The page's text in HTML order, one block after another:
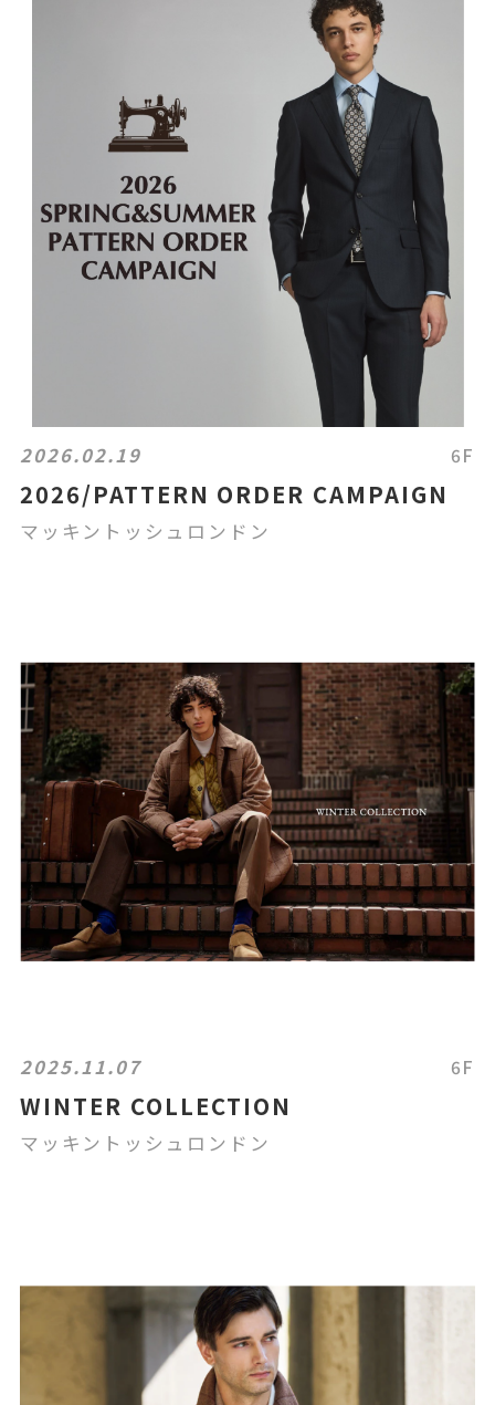
2026.02.19 6F
2026/PATTERN ORDER CAMPAIGN
マッキントッシュロンドン
2025.11.07 6F
WINTER COLLECTION
マッキントッシュロンドン